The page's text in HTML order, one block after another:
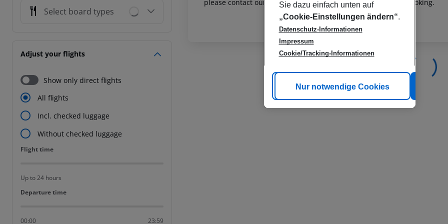
Select board types
Adjust your flights
Show only direct flights
All flights
Incl. checked luggage
Without checked luggage
Flight time
Flight time
Up to 24 hours
Departure time
Departure time
00:00 23:59
please contact our customer service before confirming your booking.
Sie dazu einfach unten auf
„Cookie-Einstellungen ändern“.
Datenschutz-Informationen
Impressum
Cookie/Tracking-Informationen
Cookie anpassen
Nur notwendige Cookies